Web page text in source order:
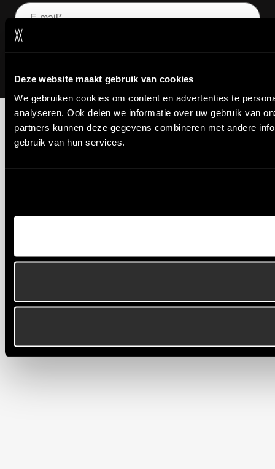
Deze website maakt gebruik van cookies
We gebruiken cookies om content en advertenties te
analyseren. Ook delen we informatie over uw gebruik van
partners kunnen deze gegevens combineren met andere
gebruik van hun services.